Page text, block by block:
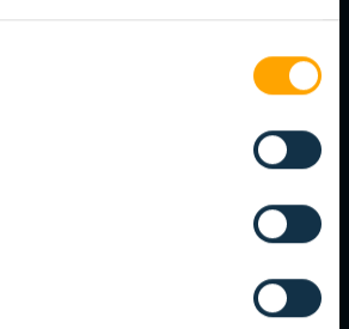
voor u bij. Hierdoor